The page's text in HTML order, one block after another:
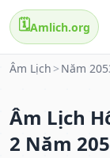
🗓️Amlich.org
Âm Lịch > Năm
Âm Lịch
2 Năm